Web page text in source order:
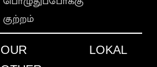
குற்றம்
OUR
LOKAL